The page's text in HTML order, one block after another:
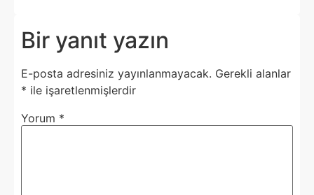
Bir yanıt yazın
E-posta adresiniz yayınlanmayacak. Gerekli alanlar
* ile işaretlenmişlerdir
Yorum *